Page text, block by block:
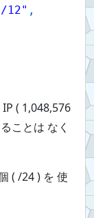
12" ,
( 1,048,576
ことは なく
( /24 ) を 使